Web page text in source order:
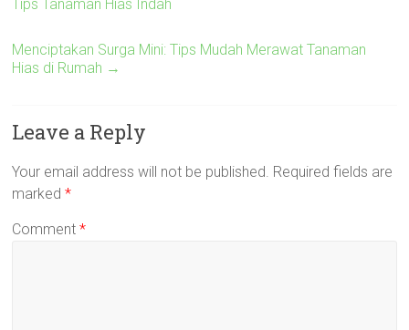
Tips Tanaman Hias Indah
Menciptakan Surga Mini: Tips Mudah Merawat Tanaman
Hias di Rumah →
Leave a Reply
Your email address will not be published. Required fields are
marked*
Comment*